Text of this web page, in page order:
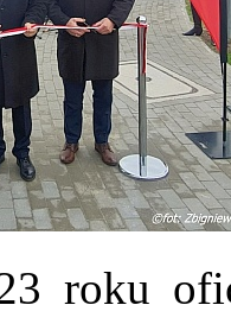
roku